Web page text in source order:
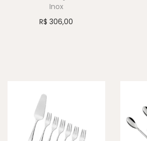
Inox
R$ 306,00